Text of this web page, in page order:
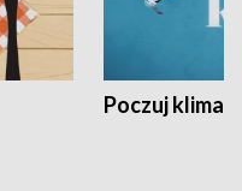
Poczuj klimat